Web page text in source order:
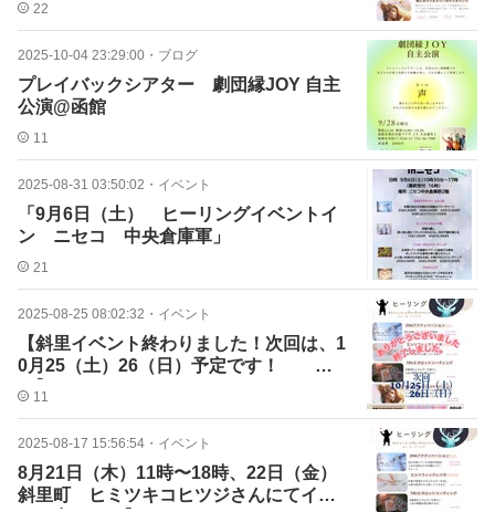
22
2025-10-04 23:29:00 ・ ブログ
プレイバックシアター 劇団縁JOY 自主
公演@函館
11
2025-08-31 03:50:02 ・ イベント
「9月6日（土） ヒーリングイベントイ
ン ニセコ 中央倉庫軍」
21
2025-08-25 08:02:32 ・ イベント
【斜里イベント終わりました！次回は、1
0月25（土）26（日）予定です！
】
11
2025-08-17 15:56:54 ・ イベント
8月21日（木）11時〜18時、22日（金）
斜里町 ヒミツキコヒツジさんにてイベ